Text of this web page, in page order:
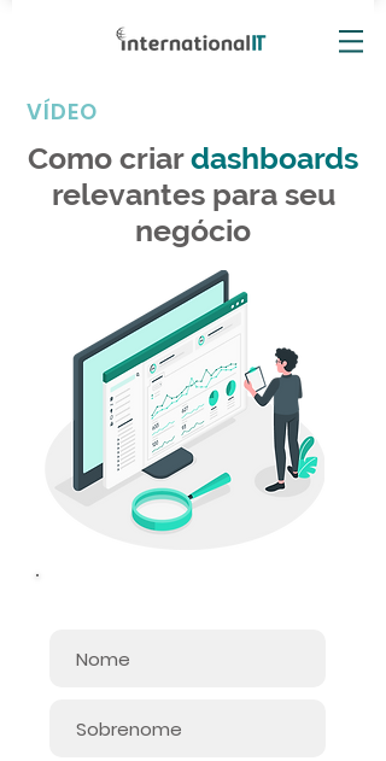
VÍDEO
Como criardashboards
relevantes para seu
negócio